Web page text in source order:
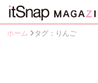
ホーム タグ：りんご